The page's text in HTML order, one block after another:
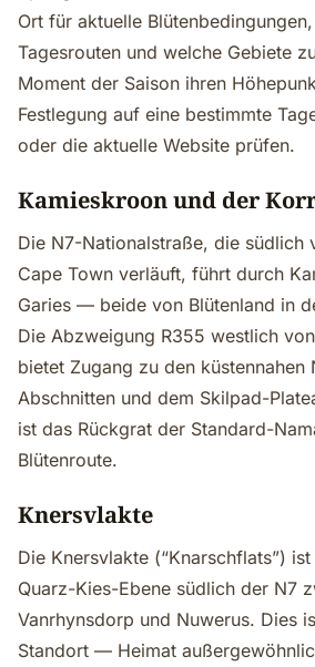
Ort für aktuelle
Tagesrouten und welche Gebiete
Moment der Saison ihren
Festlegung auf eine bestimmte
oder die aktuelle Website prüfen.
Kamieskroon und der
Die N7-Nationalstraße, die südlich
Cape Town verläuft, führt durch
Garies — beide von Blütenland in
Die Abzweigung R355 westlich
bietet Zugang zu den küstennahen
Abschnitten und dem Skilpad-
ist das Rückgrat der Standard-
Blütenroute.
Knersvlakte
Die Knersvlakte (“Knarschflats”)
Quarz-Kies-Ebene südlich der N7
Vanrhynsdorp und Nuwerus. Dies
Standort — Heimat